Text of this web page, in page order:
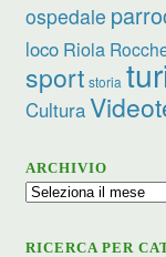
ospedale
loco Riola
sport storia
Cultura
ARCHIVIO
Archivio
RICERCA PER